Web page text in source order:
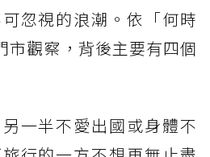
忽視的浪潮。依「何時
市觀察，背後主要有四個
一半不愛出國或身體不